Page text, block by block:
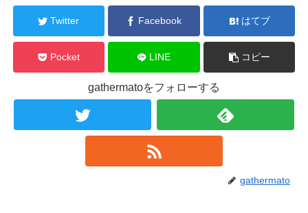
Twitter Facebook はてブ
Pocket LINE コピー
gathermatoをフォローする
gathermato